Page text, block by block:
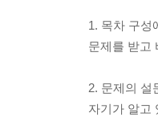
1. 목차 구성
문제를 받고
2. 문제의 설
자기가 알고